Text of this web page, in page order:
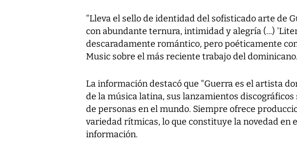
"Lleva el sello de identidad del sofisticado arte de
con abundante ternura, intimidad y alegría (...)
descaradamente romántico, pero poéticamente
Music sobre el más reciente trabajo del dominicano.
La información destacó que "Guerra es el artista
de la música latina, sus lanzamientos
de personas en el mundo. Siempre ofrece
variedad rítmicas, lo que constituye la novedad en
información.